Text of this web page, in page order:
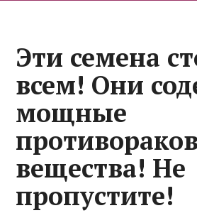
Эти семена
всем! Они
мощные
вещества! Не
пропустите!